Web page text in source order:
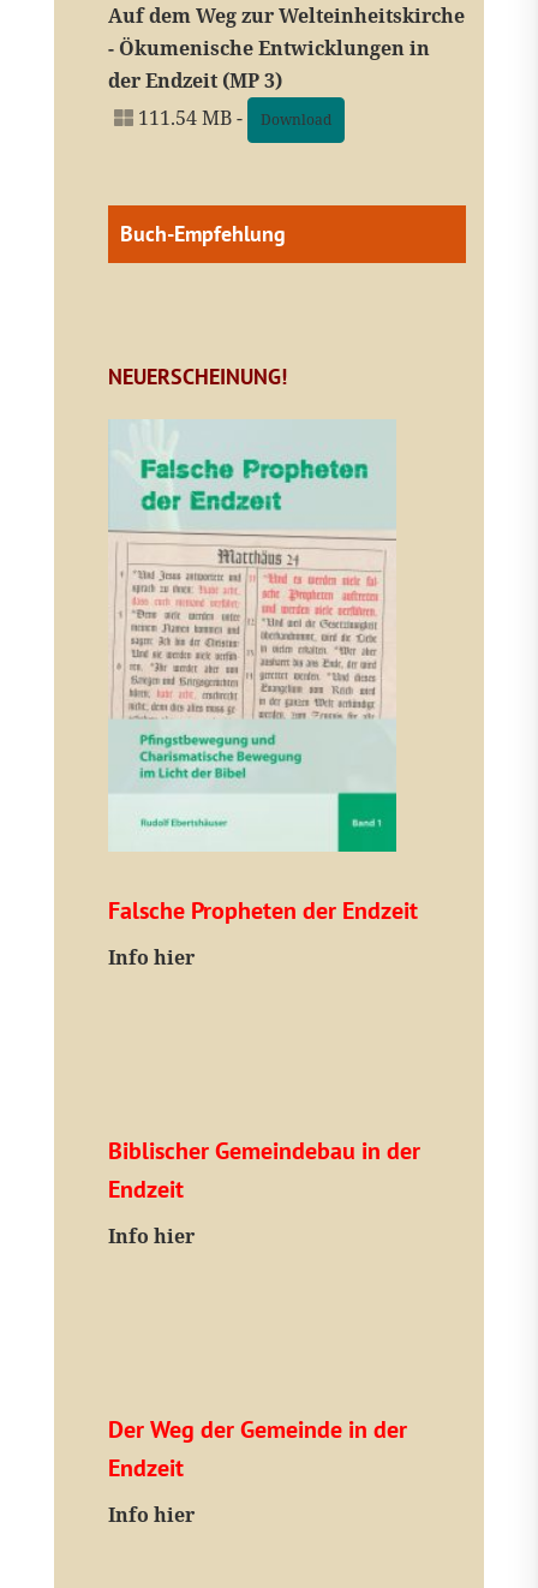
Auf dem Weg zur Welteinheitskirche
- Ökumenische Entwicklungen in
der Endzeit (MP 3)
111.54 MB -
Download
Buch-Empfehlung
NEUERSCHEINUNG!
Falsche Propheten der Endzeit
Info hier
Biblischer Gemeindebau in der
Endzeit
Info hier
Der Weg der Gemeinde in der
Endzeit
Info hier